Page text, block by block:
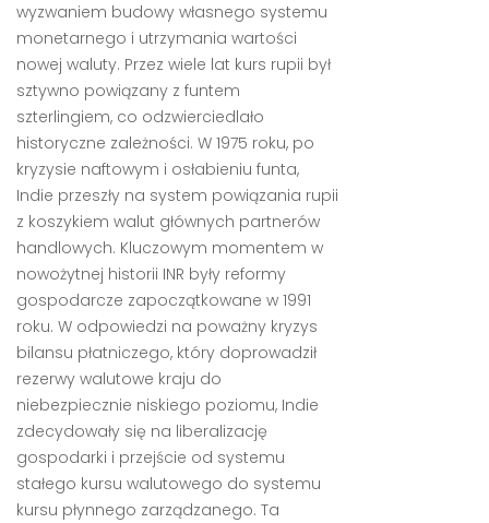
wyzwaniem budowy własnego systemu
monetarnego i utrzymania wartości
nowej waluty. Przez wiele lat kurs rupii był
sztywno powiązany z funtem
szterlingiem, co odzwierciedlało
historyczne zależności. W 1975 roku, po
kryzysie naftowym i osłabieniu funta,
Indie przeszły na system powiązania rupii
z koszykiem walut głównych partnerów
handlowych. Kluczowym momentem w
nowożytnej historii INR były reformy
gospodarcze zapoczątkowane w 1991
roku. W odpowiedzi na poważny kryzys
bilansu płatniczego, który doprowadził
rezerwy walutowe kraju do
niebezpiecznie niskiego poziomu, Indie
zdecydowały się na liberalizację
gospodarki i przejście od systemu
stałego kursu walutowego do systemu
kursu płynnego zarządzanego. Ta